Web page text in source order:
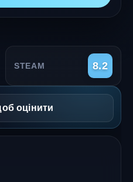
STEAM 8.2
оцінити